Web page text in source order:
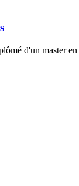
d'un master